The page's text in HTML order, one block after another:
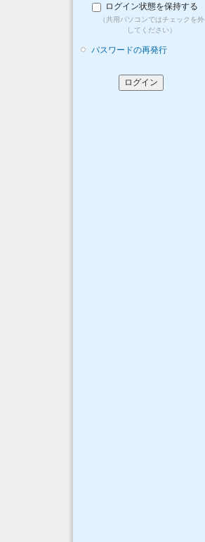
ログイン状態を保持する
（共用パソコンではチェックを外
してください）
パスワードの再発行